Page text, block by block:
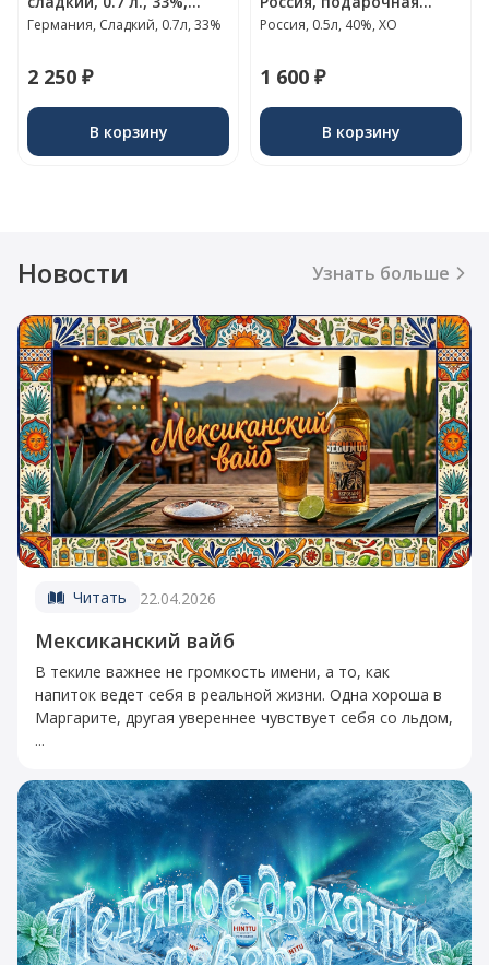
Германия
Германия, Сладкий, 0.7л, 33%
2 250 ₽
В корзину
упаковка
Россия, 0.5л, 40%, XO
1 600 ₽
В корзину
Новости Узнать больше
Читать 22.04.2026
Мексиканский вайб
В текиле важнее не громкость имени, а то, как
напиток ведет себя в реальной жизни. Одна хороша в
Маргарите, другая увереннее чувствует себя со льдом,
...